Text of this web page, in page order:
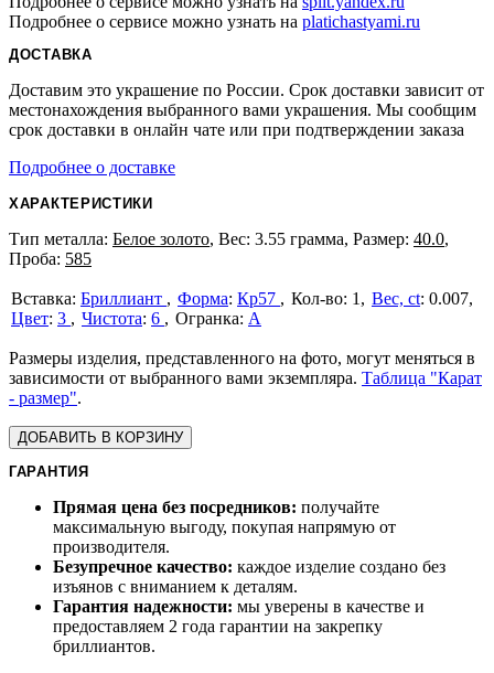
Подробнее о сервисе можно узнать на platichastyami.ru
ДОСТАВКА
Доставим это украшение по России. Срок доставки зависит от
местонахождения выбранного вами украшения. Мы сообщим
срок доставки в онлайн чате или при подтверждении заказа
Подробнее о доставке
ХАРАКТЕРИСТИКИ
Тип металла: Белое золото, Вес: 3.55 грамма, Размер: 40.0,
Проба: 585
Бриллиант Форма: Кр57 1 Вес, ct: 0.007
Цвет: 3 Чистота: 6 А
Размеры изделия, представленного на фото, могут меняться в
зависимости от выбранного вами экземпляра. Таблица "Карат
- размер".
ДОБАВИТЬ В КОРЗИНУ
ГАРАНТИЯ
Прямая цена без посредников: получайте
максимальную выгоду, покупая напрямую от
производителя.
Безупречное качество: каждое изделие создано без
изъянов с вниманием к деталям.
Гарантия надежности: мы уверены в качестве и
предоставляем 2 года гарантии на закрепку
бриллиантов.